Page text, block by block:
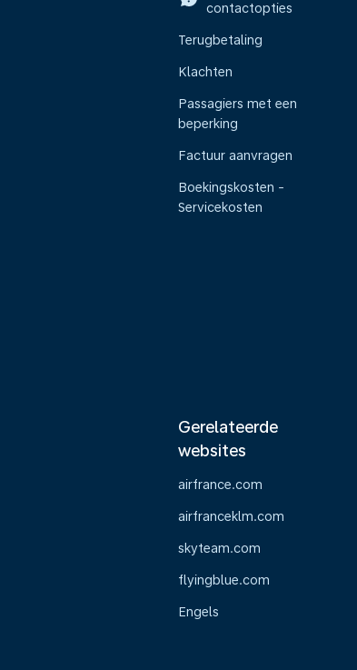
contactopties
Terugbetaling
Klachten
Passagiers met een
beperking
Factuur aanvragen
Boekingskosten -
Servicekosten
Gerelateerde
websites
airfrance.com
airfranceklm.com
skyteam.com
flyingblue.com
Engels